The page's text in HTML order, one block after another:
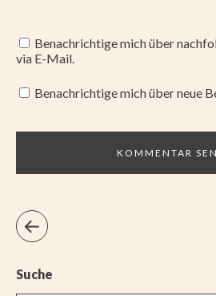
Benachrichtige mich über
via E-Mail.
Benachrichtige mich über neue
Suche